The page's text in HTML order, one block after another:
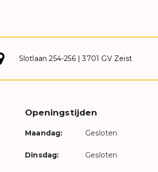
Slotlaan 254-256 | 3701 GV Zeist
Openingstijden
Maandag: Gesloten
Dinsdag: Gesloten